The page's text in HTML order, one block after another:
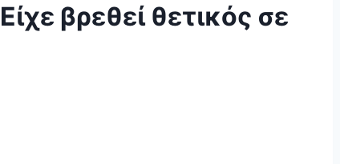
βρεθεί θετικός σε